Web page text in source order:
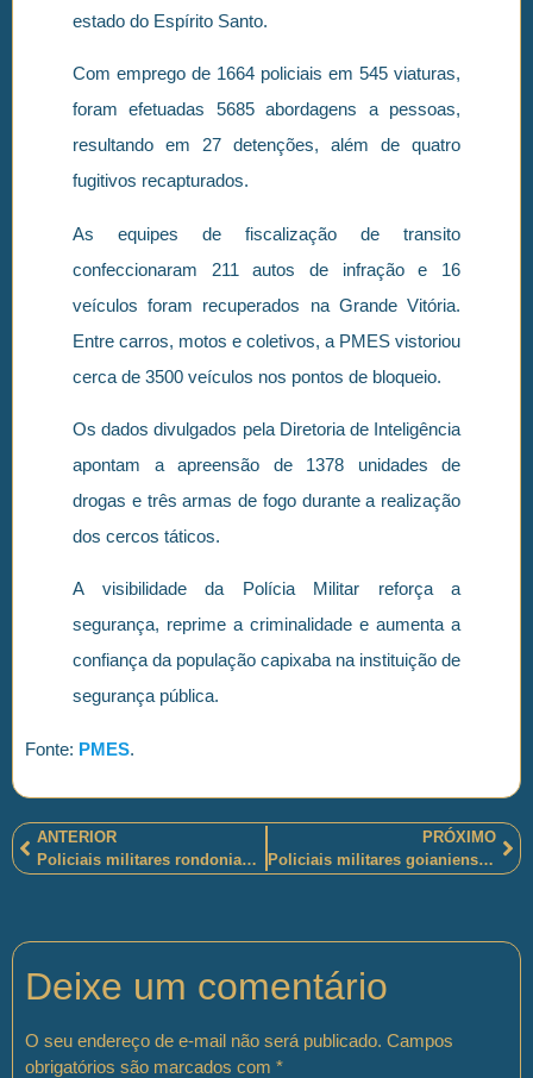
estado do Espírito Santo.
Com emprego de 1664 policiais em 545 viaturas,
foram efetuadas 5685 abordagens a pessoas,
resultando em 27 detenções, além de quatro
fugitivos recapturados.
As equipes de fiscalização de transito
confeccionaram 211 autos de infração e 16
veículos foram recuperados na Grande Vitória.
Entre carros, motos e coletivos, a PMES vistoriou
cerca de 3500 veículos nos pontos de bloqueio.
Os dados divulgados pela Diretoria de Inteligência
apontam a apreensão de 1378 unidades de
drogas e três armas de fogo durante a realização
dos cercos táticos.
A visibilidade da Polícia Militar reforça a
segurança, reprime a criminalidade e aumenta a
confiança da população capixaba na instituição de
segurança pública.
Fonte: PMES.
ANTERIOR
Policiais militares rondonianos de polícia ostensiva ambiental implementaram o Termo Circunstanciado de Ocorrência (TCO)
PRÓXIMO
Policiais militares goianienses recuperam produtos de roubo, em Goiânia-GO, instantes após a ação dos criminosos
Deixe um comentário
O seu endereço de e-mail não será publicado. Campos
obrigatórios são marcados com *